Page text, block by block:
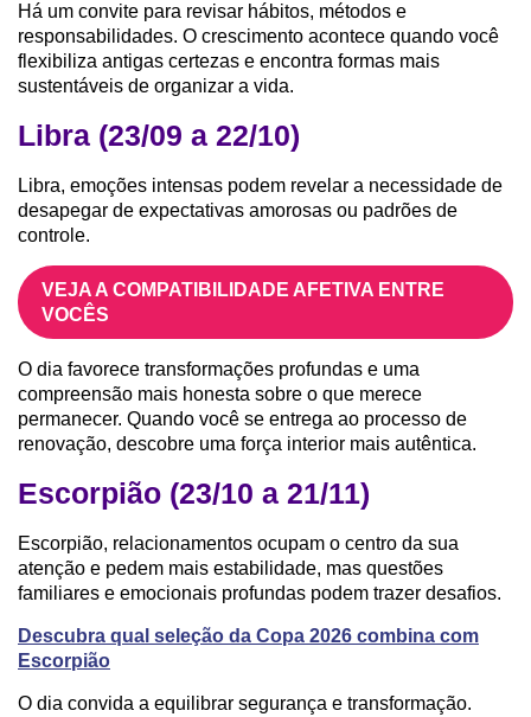
Há um convite para revisar hábitos, métodos e
responsabilidades. O crescimento acontece quando você
flexibiliza antigas certezas e encontra formas mais
sustentáveis de organizar a vida.
Libra (23/09 a 22/10)
Libra, emoções intensas podem revelar a necessidade de
desapegar de expectativas amorosas ou padrões de
controle.
VEJA A COMPATIBILIDADE AFETIVA ENTRE
VOCÊS
O dia favorece transformações profundas e uma
compreensão mais honesta sobre o que merece
permanecer. Quando você se entrega ao processo de
renovação, descobre uma força interior mais autêntica.
Escorpião (23/10 a 21/11)
Escorpião, relacionamentos ocupam o centro da sua
atenção e pedem mais estabilidade, mas questões
familiares e emocionais profundas podem trazer desafios.
Descubra qual seleção da Copa 2026 combina com
Escorpião
O dia convida a equilibrar segurança e transformação.